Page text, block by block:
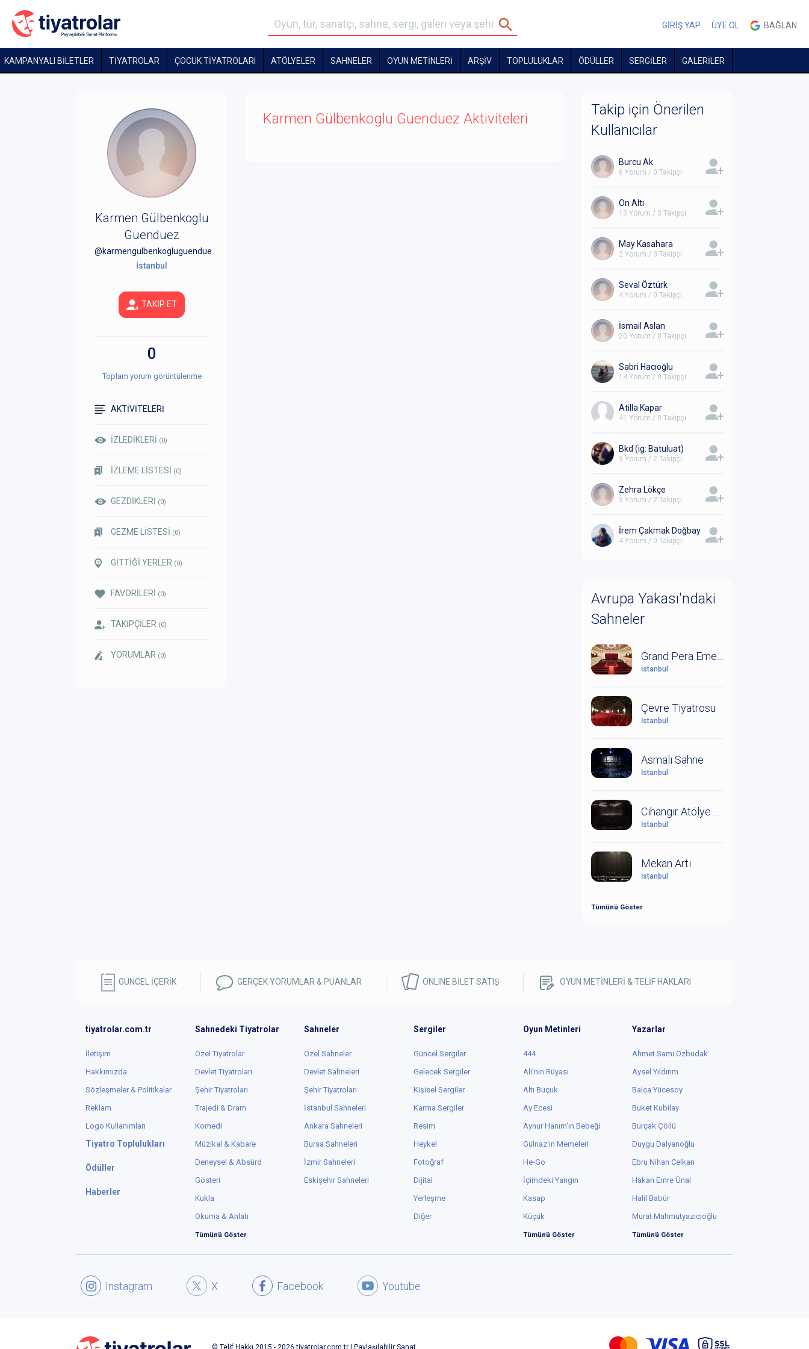
GİRİŞ YAP ÜYE OL BAĞLAN
KAMPANYALI BİLETLER TİYATROLAR ÇOCUK TIYATROLARI ATÖLYELER SAHNELER OYUN METİNLERİ ARŞİV TOPLULUKLAR ÖDÜLLER SERGİLER GALERİLER
Karmen Gülbenkoglu
Guenduez
@karmengulbenkogluguendue
İstanbul
TAKİP ET
0
Toplam yorum görüntülenme
AKTİVİTELERİ
İZLEDİKLERİ (0)
İZLEME LİSTESİ (0)
GEZDİKLERİ (0)
GEZME LİSTESİ (0)
GİTTİĞİ YERLER (0)
FAVORİLERİ (0)
TAKİPÇİLER (0)
YORUMLAR (0)
Karmen Gülbenkoglu Guenduez Aktiviteleri
Takip için Önerilen
Kullanıcılar
Burcu Ak
6 Yorum / 0 Takipçi
On Altı
13 Yorum / 3 Takipçi
May Kasahara
2 Yorum / 3 Takipçi
Seval Öztürk
4 Yorum / 0 Takipçi
İsmail Aslan
20 Yorum / 0 Takipçi
Sabri Hacıoğlu
14 Yorum / 0 Takipçi
Atilla Kapar
41 Yorum / 0 Takipçi
Bkd (ig: Batuluat)
9 Yorum / 2 Takipçi
Zehra Lökçe
3 Yorum / 2 Takipçi
İrem Çakmak Doğbay
4 Yorum / 0 Takipçi
Avrupa Yakası'ndaki
Sahneler
İstanbul
Çevre Tiyatrosu
İstanbul
Asmalı Sahne
İstanbul
İstanbul
Mekan Artı
İstanbul
Tümünü Göster
GÜNCEL İÇERİK GERÇEK YORUMLAR & PUANLAR ONLINE BİLET SATIŞ OYUN METİNLERİ & TELİF HAKLARI
tiyatrolar.com.tr
İletişim
Hakkımızda
Sözleşmeler & Politikalar
Reklam
Logo Kullanımları
Tiyatro Toplulukları
Ödüller
Haberler
Sahnedeki Tiyatrolar
Özel Tiyatrolar
Devlet Tiyatroları
Şehir Tiyatroları
Trajedi & Dram
Komedi
Müzikal & Kabare
Deneysel & Absürd
Gösteri
Kukla
Okuma & Anlatı
Tümünü Göster
Sahneler
Özel Sahneler
Devlet Sahneleri
Şehir Tiyatroları
İstanbul Sahneleri
Ankara Sahneleri
Bursa Sahneleri
İzmir Sahneleri
Eskişehir Sahneleri
Sergiler
Güncel Sergiler
Gelecek Sergiler
Kişisel Sergiler
Karma Sergiler
Resim
Heykel
Fotoğraf
Dijital
Yerleşme
Diğer
Oyun Metinleri
444
Ali'nin Rüyası
Altı Buçuk
Ay Ecesi
Aynur Hanım'ın Bebeği
Gülnaz'ın Memeleri
He-Go
İçimdeki Yangın
Kasap
Küçük
Tümünü Göster
Yazarlar
Ahmet Sami Özbudak
Aysel Yıldırım
Balca Yücesoy
Buket Kubilay
Burçak Çöllü
Duygu Dalyanoğlu
Ebru Nihan Celkan
Hakan Emre Ünal
Halil Babür
Murat Mahmutyazıcıoğlu
Tümünü Göster
Youtube
Facebook
X
Instagram
© Telif Hakkı 2015 - 2026 tiyatrolar.com.tr | Paylaşılabilir Sanat